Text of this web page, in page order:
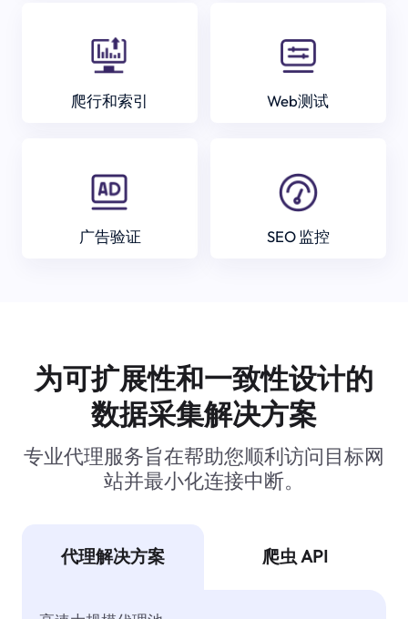
爬行和索引 Web测试
广告验证 SEO 监控
为可扩展性和一致性设计的
数据采集解决方案
专业代理服务旨在帮助您顺利访问目标网
站并最小化连接中断。
代理解决方案 爬虫 API